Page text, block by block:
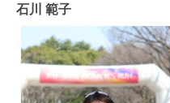
石川 範子